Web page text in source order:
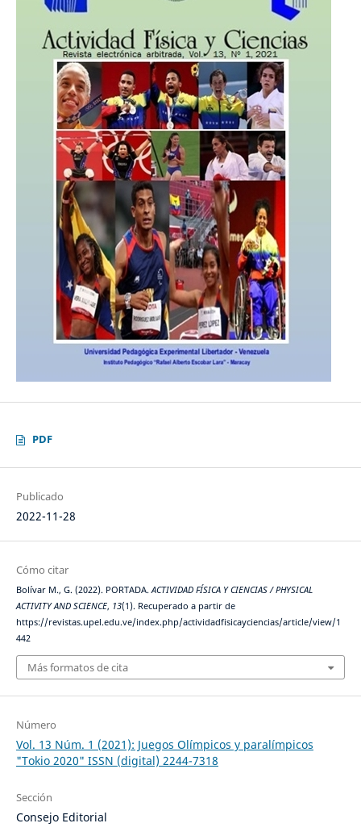
PDF
Publicado
2022-11-28
Cómo citar
Bolívar M., G. (2022). PORTADA.ACTIVIDAD FÍSICA Y CIENCIAS / PHYSICAL
ACTIVITY AND SCIENCE, 13(1). Recuperado a partir de
https://revistas.upel.edu.ve/index.php/actividadfisicayciencias/article/view/1
442
Más formatos de cita
Número
Vol. 13 Núm. 1 (2021): Juegos Olímpicos y paralímpicos
"Tokio 2020" ISSN (digital) 2244-7318
Sección
Consejo Editorial